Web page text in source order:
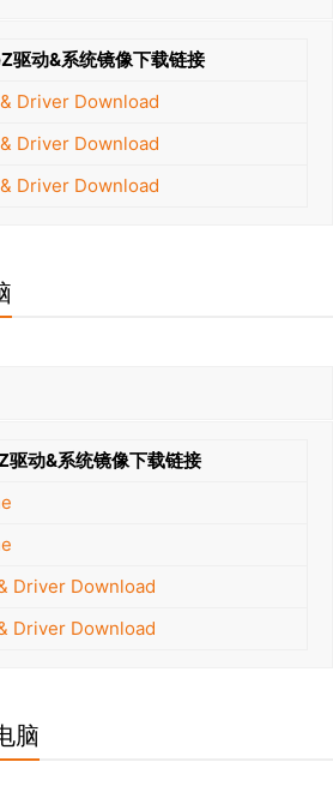
驱动&系统镜像下载链接
Driver Download
Driver Download
Driver Download
驱动&系统镜像下载链接
Driver Download
Driver Download
脑